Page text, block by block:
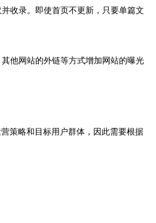
收录。即使首页不更新，只要单篇文
他网站的外链等方式增加网站的曝光
策略和目标用户群体，因此需要根据